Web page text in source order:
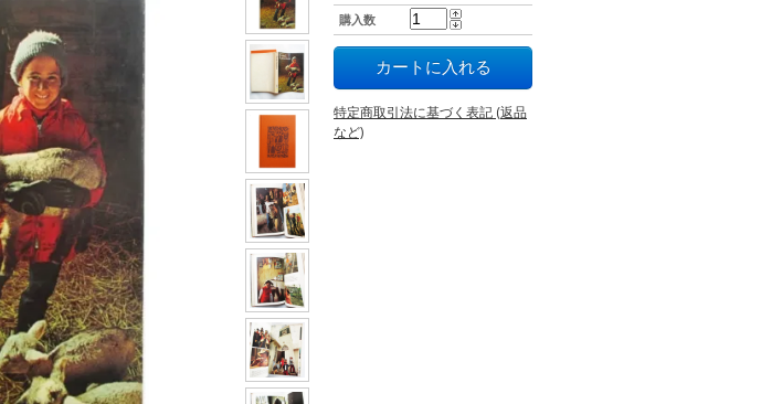
購入数
特定商取引法に基づく表記 (返品
など)